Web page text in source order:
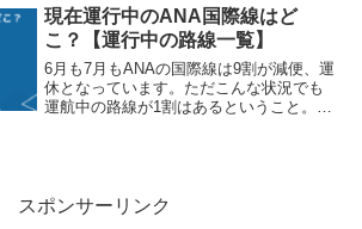
ます。そのためその内容を解説し、ANA
の経営状態についても見てみたいと思い
ます。
現在運行中のANA国際線はど
こ？【運行中の路線一覧】
6月も7月もANAの国際線は9割が減便、運
休となっています。ただこんな状況でも
運航中の路線が1割はあるということ。そ
スポンサーリンク